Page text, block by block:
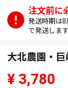
発送時期は
で発送します
大北農園・巨
¥ 3,780